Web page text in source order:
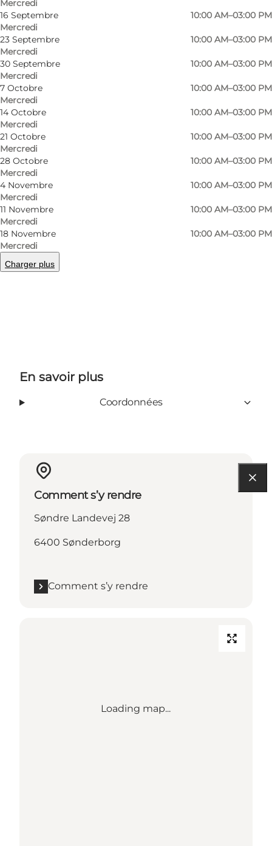
Mercredi
16 Septembre
Mercredi
10:00 AM–03:00 PM
23 Septembre
Mercredi
10:00 AM–03:00 PM
30 Septembre
Mercredi
10:00 AM–03:00 PM
7 Octobre
Mercredi
10:00 AM–03:00 PM
14 Octobre
Mercredi
10:00 AM–03:00 PM
21 Octobre
Mercredi
10:00 AM–03:00 PM
28 Octobre
Mercredi
10:00 AM–03:00 PM
4 Novembre
Mercredi
10:00 AM–03:00 PM
11 Novembre
Mercredi
10:00 AM–03:00 PM
18 Novembre
Mercredi
10:00 AM–03:00 PM
Charger plus
The Radiomuseum is situated at the EUC
college in Sønderborg.
The collection is build up around a true copy of
the former radio shop 'STIKONI' that was
situated in Sønderborg. Besides a true copy of
the shop, office and workshop, the museum
has a large collection of radio models, tape
recorders, records and radio-related equipment
of different periods and manufacturers.
Opening hours:
Wednesdays from 10 am - 3 pm - visits without
the opening hours can be arranged with
chairman Sven Dyhr on phone (+45) 30 63 14 11
or e-mail:
En savoir plus
Coordonnées
Comment s’y rendre
Søndre Landevej 28
6400 Sønderborg
Comment s’y rendre
Loading map...